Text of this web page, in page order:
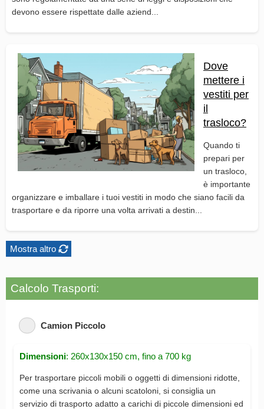
devono essere rispettate dalle aziend...
Dove
mettere i
vestiti per
il
trasloco?
Quando ti
prepari per
un trasloco,
è importante
organizzare e imballare i tuoi vestiti in modo che siano facili da
trasportare e da riporre una volta arrivati a destin...
Mostra altro
Calcolo Trasporti:
Camion Piccolo
Dimensioni: 260x130x150 cm, fino a 700 kg
Per trasportare piccoli mobili o oggetti di dimensioni ridotte,
come una scrivania o alcuni scatoloni, si consiglia un
servizio di trasporto adatto a carichi di piccole dimensioni ed